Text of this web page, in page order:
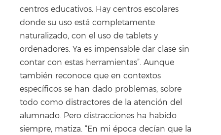
centros educativos. Hay centros escolares
donde su uso está completamente
naturalizado, con el uso de tablets y
ordenadores. Ya es impensable dar clase sin
contar con estas herramientas”. Aunque
también reconoce que en contextos
específicos se han dado problemas, sobre
todo como distractores de la atención del
alumnado. Pero distracciones ha habido
siempre, matiza. “En mi época decían que la